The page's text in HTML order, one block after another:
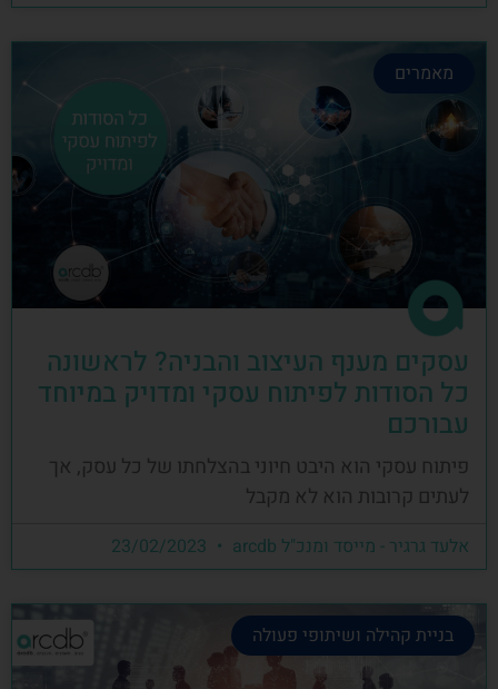
מאמרים
עסקים מענף העיצוב והבניה? לראשונה
כל הסודות לפיתוח עסקי ומדויק במיוחד
עבורכם
פיתוח עסקי הוא היבט חיוני בהצלחתו של כל עסק, אך
לעתים קרובות הוא לא מקבל
אלעד גרגיר - מייסד ומנכ"ל arcdb
בניית קהילה ושיתופי פעולה